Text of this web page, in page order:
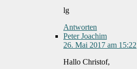
lg
Antworten
Peter Joachim
26. Mai 2017 am 15:22
Hallo Christof,